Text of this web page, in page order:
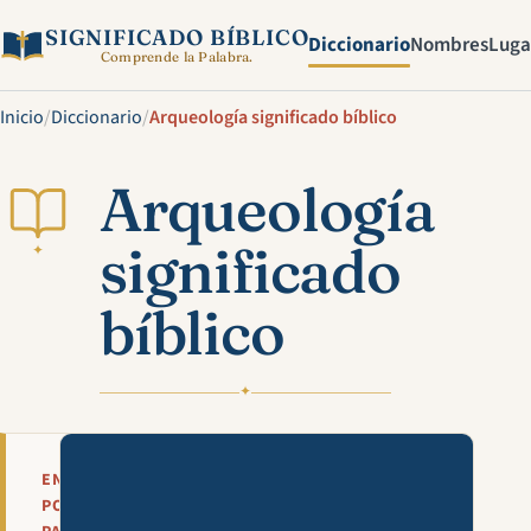
SIGNIFICADO BÍBLICO
Comprende la Palabra. DiccionarioNombres
Inicio/Diccionario/Arqueología significado bíblico
✦
Arqueología
significado
bíblico
✦
EN
POCAS
Mira esta explicación en